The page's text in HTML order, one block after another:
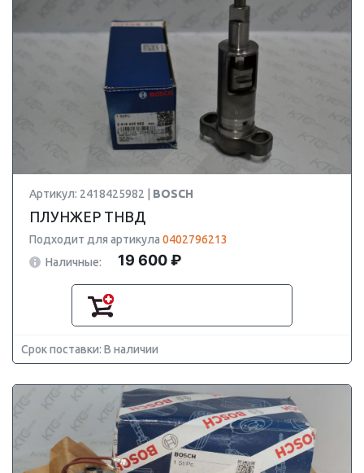
Артикул: 2418425982 | BOSCH
ПЛУНЖЕР ТНВД
Подходит для артикула 0402796213
Наличные:
19 600 ₽
Срок поставки: В наличии